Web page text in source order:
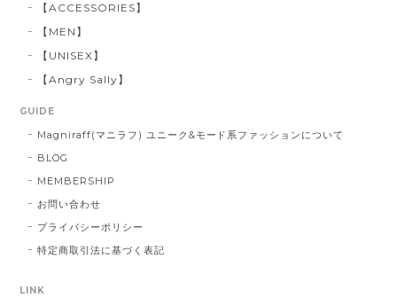
【ACCESSORIES】
【MEN】
【UNISEX】
【Angry Sally】
GUIDE
Magniraff(マニラフ) ユニーク&モード系ファッションについて
BLOG
MEMBERSHIP
お問い合わせ
プライバシーポリシー
特定商取引法に基づく表記
LINK